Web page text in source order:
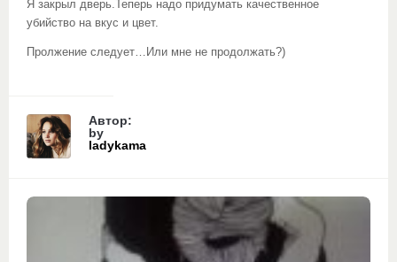
Я закрыл дверь.Теперь надо придумать качественное
убийство на вкус и цвет.
Пролжение следует…Или мне не продолжать?)
Автор:
by
ladykama